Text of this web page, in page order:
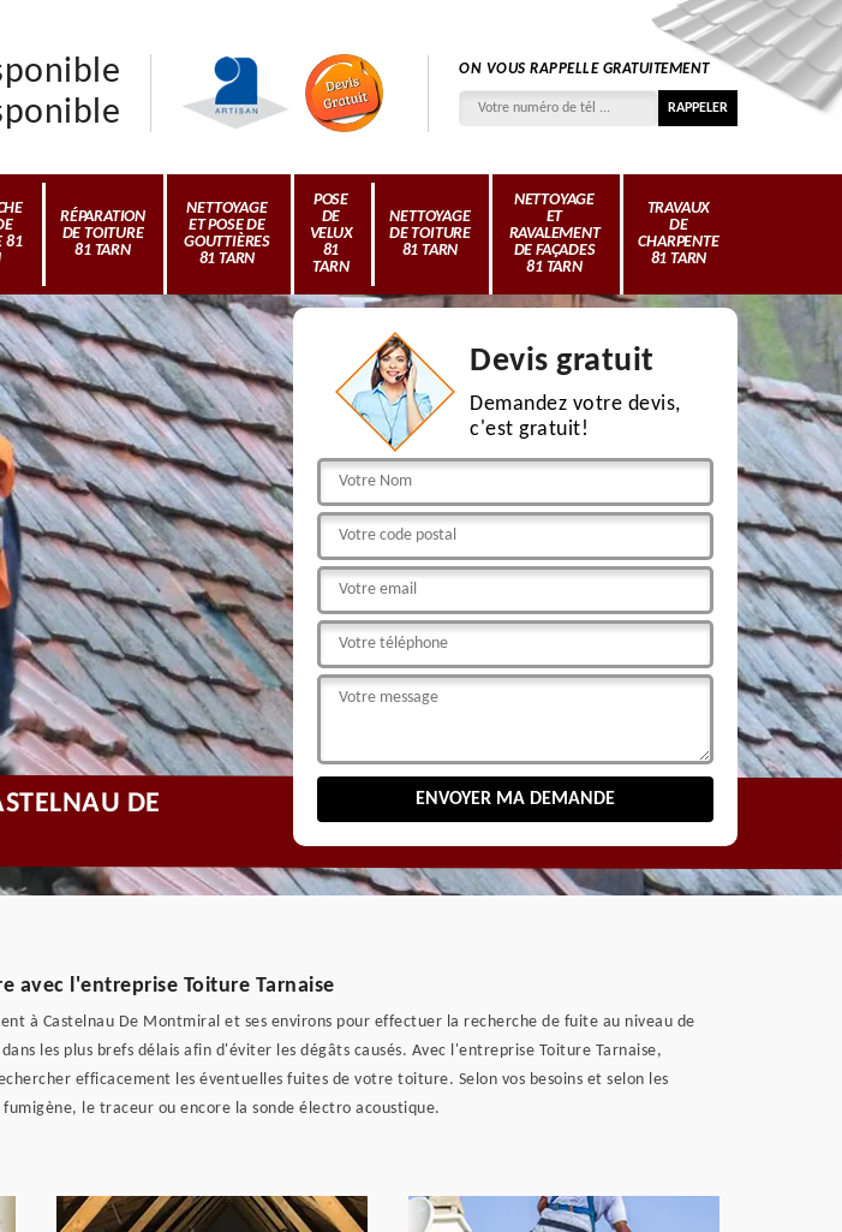
ON VOUS RAPPELLE GRATUITEMENT
81
RÉPARATION
DE TOITURE
81 TARN
NETTOYAGE
ET POSE DE
GOUTTIÈRES
81 TARN
POSE
DE
VELUX
81
TARN
NETTOYAGE
DE TOITURE
81 TARN
NETTOYAGE
ET
RAVALEMENT
DE FAÇADES
81 TARN
TRAVAUX
DE
CHARPENTE
81 TARN
Devis gratuit
Demandez votre devis,
c'est gratuit!
DE
avec l'entreprise Toiture Tarnaise
à Castelnau De Montmiral et ses environs pour effectuer la recherche de fuite au niveau de
les plus brefs délais afin d'éviter les dégâts causés. Avec l'entreprise Toiture Tarnaise,
efficacement les éventuelles fuites de votre toiture. Selon vos besoins et selon les
le traceur ou encore la sonde électro acoustique.